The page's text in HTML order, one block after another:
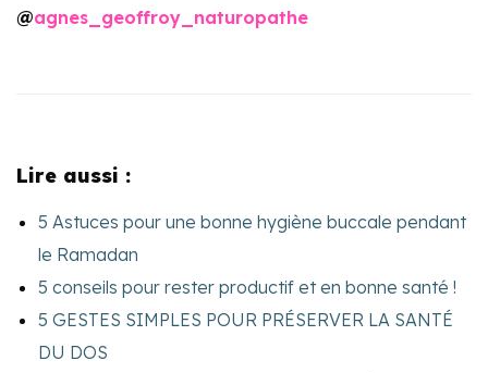
@agnes_geoffroy_naturopathe
Lire aussi :
5 Astuces pour une bonne hygiène buccale pendant
le Ramadan
5 conseils pour rester productif et en bonne santé !
5 GESTES SIMPLES POUR PRÉSERVER LA SANTÉ
DU DOS